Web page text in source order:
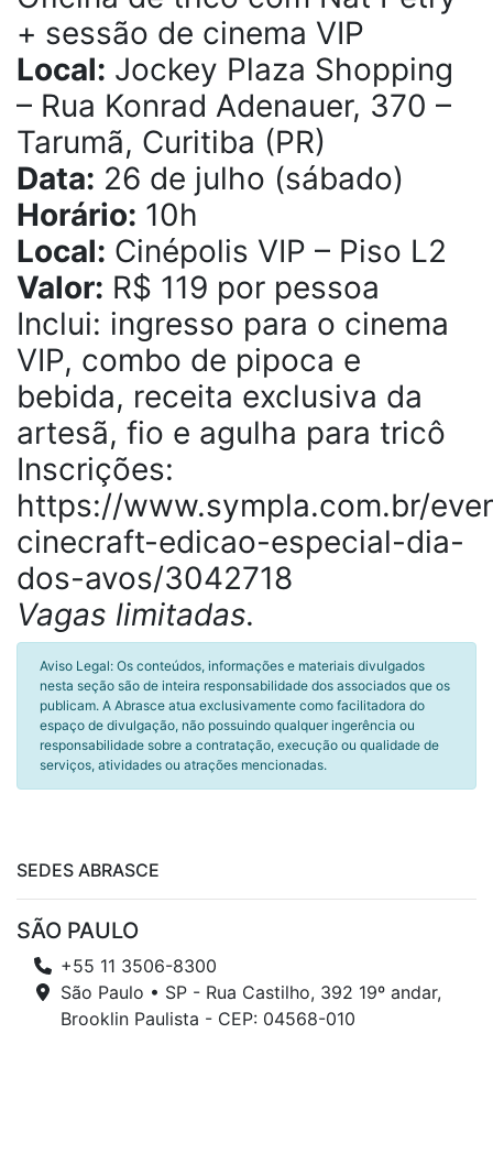
+ sessão de cinema VIP
Local: Jockey Plaza Shopping
– Rua Konrad Adenauer, 370 –
Tarumã, Curitiba (PR)
Data: 26 de julho (sábado)
Horário: 10h
Local: Cinépolis VIP – Piso L2
Valor: R$ 119 por pessoa
Inclui: ingresso para o cinema
VIP, combo de pipoca e
bebida, receita exclusiva da
artesã, fio e agulha para tricô
Inscrições:
https://www.sympla.com.br/
cinecraft-edicao-especial-dia-
dos-avos/3042718
Vagas limitadas.
Aviso Legal: Os conteúdos, informações e materiais divulgados
nesta seção são de inteira responsabilidade dos associados que os
publicam. A Abrasce atua exclusivamente como facilitadora do
espaço de divulgação, não possuindo qualquer ingerência ou
responsabilidade sobre a contratação, execução ou qualidade de
serviços, atividades ou atrações mencionadas.
SEDES ABRASCE
SÃO PAULO
+55 11 3506-8300
São Paulo • SP - Rua Castilho, 392 19º andar,
Brooklin Paulista - CEP: 04568-010